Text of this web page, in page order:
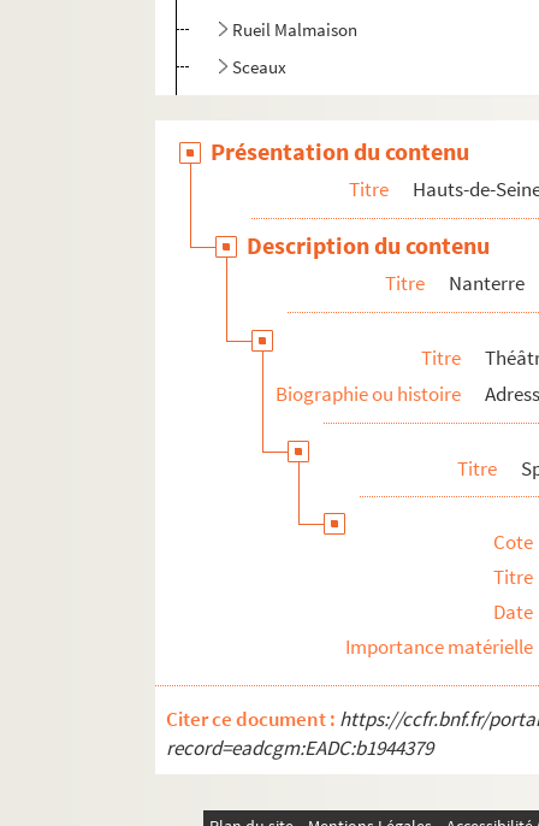
Rueil Malmaison
Sceaux
Suresnes
Seine-Saint-Denis
Val-de-Marne
Présentation du contenu
Titre Hauts-de-
Description du contenu
Titre Nanterre
Titre
Biographie ou histoire
Titre
Cote
Titre
Date
Importance matérielle
Citer ce document : https://ccfr.bnf.fr/
record=eadcgm:EADC:b1944379